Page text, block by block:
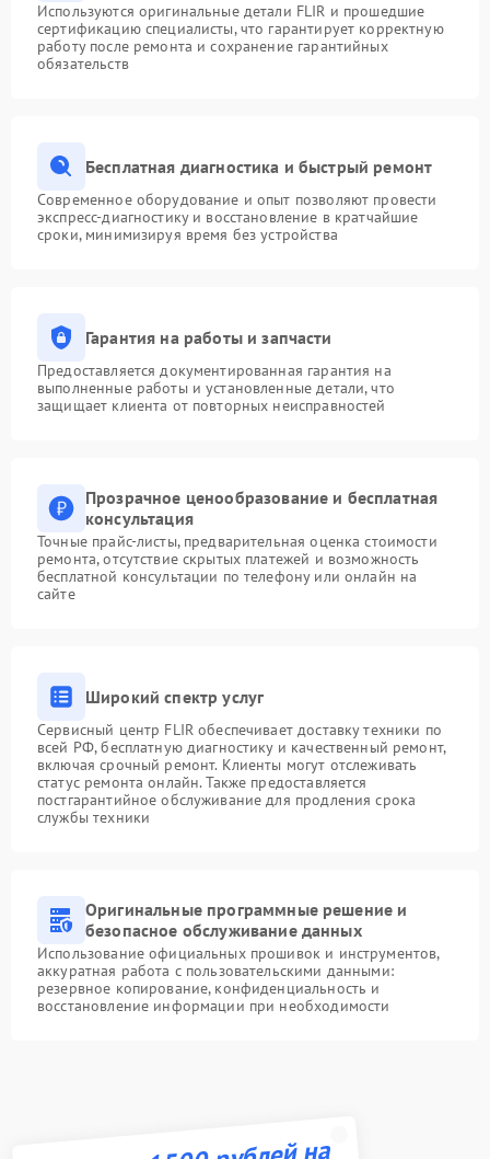
Используются оригинальные детали FLIR и прошедшие
сертификацию специалисты, что гарантирует корректную
работу после ремонта и сохранение гарантийных
обязательств
Бесплатная диагностика и быстрый ремонт
Современное оборудование и опыт позволяют провести
экспресс-диагностику и восстановление в кратчайшие
сроки, минимизируя время без устройства
Гарантия на работы и запчасти
Предоставляется документированная гарантия на
выполненные работы и установленные детали, что
защищает клиента от повторных неисправностей
Прозрачное ценообразование и бесплатная
консультация
Точные прайс-листы, предварительная оценка стоимости
ремонта, отсутствие скрытых платежей и возможность
бесплатной консультации по телефону или онлайн на
сайте
Широкий спектр услуг
Сервисный центр FLIR обеспечивает доставку техники по
всей РФ, бесплатную диагностику и качественный ремонт,
включая срочный ремонт. Клиенты могут отслеживать
статус ремонта онлайн. Также предоставляется
постгарантийное обслуживание для продления срока
службы техники
Оригинальные программные решение и
безопасное обслуживание данных
Использование официальных прошивок и инструментов,
аккуратная работа с пользовательскими данными:
резервное копирование, конфиденциальность и
восстановление информации при необходимости